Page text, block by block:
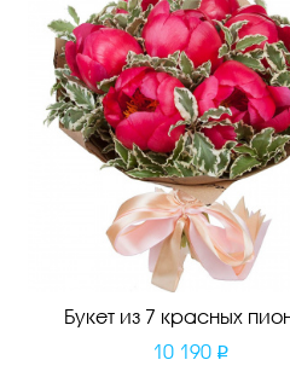
Букет из 7 красных
10 190